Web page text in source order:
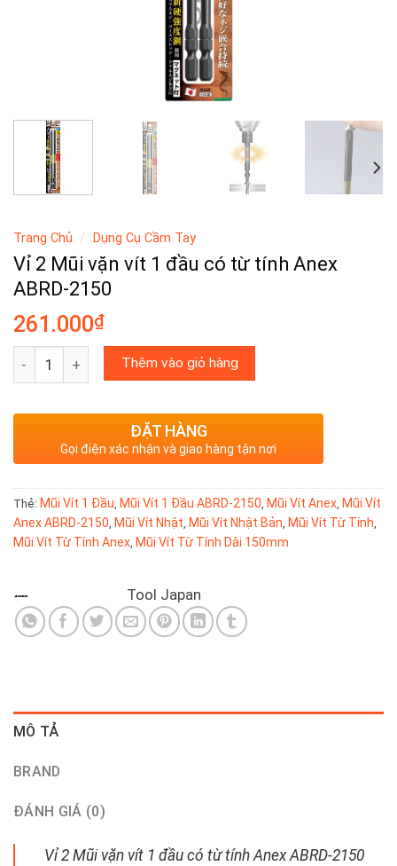
Trang Chủ / Dụng Cụ Cầm Tay
Vỉ 2 Mũi vặn vít 1 đầu có từ tính Anex
ABRD-2150
261.000₫
Vỉ 2 Mũi vặn vít 1 đầu có từ tính Anex ABRD-2150 số lượng
Thêm vào giỏ hàng
ĐẶT HÀNG
Gọi điện xác nhận và giao hàng tận nơi
Thẻ: Mũi Vít 1 Đầu Mũi Vít 1 Đầu ABRD-2150 Mũi Vít Anex Mũi Vít
Anex ABRD-2150 Mũi Vít Nhật Mũi Vít Nhật Bản Mũi Vít Từ Tính
Mũi Vít Từ Tính Anex Mũi Vít Từ Tính Dài 150mm
Tool Japan
MÔ TẢ
BRAND
ĐÁNH GIÁ (0)
Vỉ 2 Mũi vặn vít 1 đầu có từ tính Anex ABRD-2150